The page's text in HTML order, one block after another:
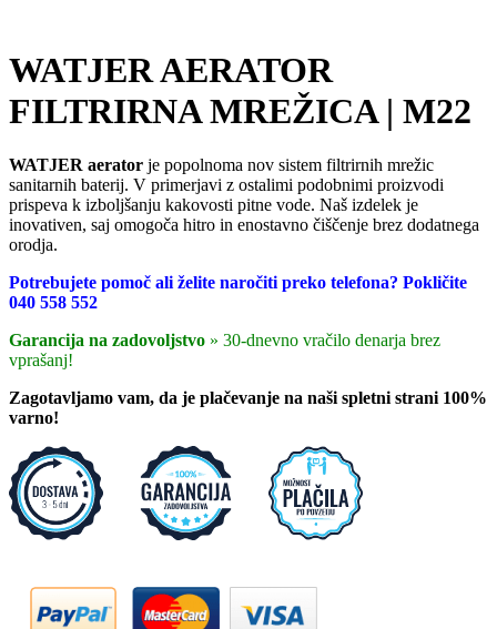
WATJER AERATOR
FILTRIRNA MREŽICA | M22
WATJER aerator je popolnoma nov sistem filtrirnih mrežic
sanitarnih baterij. V primerjavi z ostalimi podobnimi proizvodi
prispeva k izboljšanju kakovosti pitne vode. Naš izdelek je
inovativen, saj omogoča hitro in enostavno čiščenje brez dodatnega
orodja.
Potrebujete pomoč ali želite naročiti preko telefona? Pokličite
040 558 552
Garancija na zadovoljstvo » 30-dnevno vračilo denarja brez
vprašanj!
Zagotavljamo vam, da je plačevanje na naši spletni strani 100%
varno!